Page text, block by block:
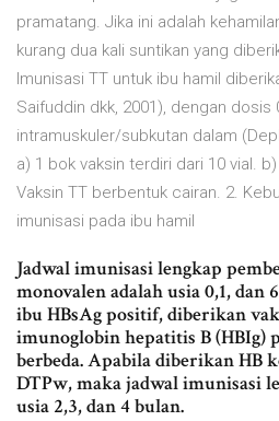
pramatang. Jika ini adalah
kurang dua kali suntikan yang
Imunisasi TT untuk ibu hamil
Saifuddin dkk, 2001), dengan dosis
intramuskuler/subkutan dalam
a) 1 bok vaksin terdiri dari 10 vial.
Vaksin TT berbentuk cairan. 2.
imunisasi pada ibu hamil
Jadwal imunisasi lengkap
monovalen adalah usia 0,1,
ibu HBsAg positif, diberikan
imunoglobin hepatitis B (HBIg)
berbeda. Apabila diberikan HB
DTPw, maka jadwal imunisasi
usia 2,3, dan 4 bulan.